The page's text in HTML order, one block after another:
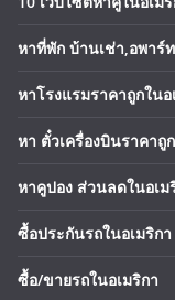
หาที่พัก บ้านเช่า,อพาร์
หาโรงแรมราคาถูกในอ
หา ตั๋วเครื่องบินราคาถู
หาคูปอง ส่วนลดในอเม
ซื้อประกันรถในอเมริกา
ซื้อ/ขายรถในอเมริกา